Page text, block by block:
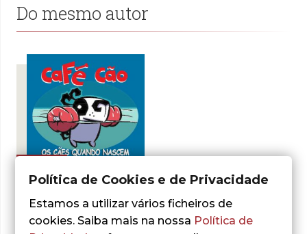
Do mesmo autor
Paul Gilligan
Café Cão: Os Cães
Política de Cookies e de Privacidade
Estamos a utilizar vários ficheiros de
cookies. Saiba mais na nossa Política de